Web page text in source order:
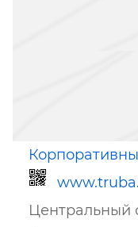
Центральный